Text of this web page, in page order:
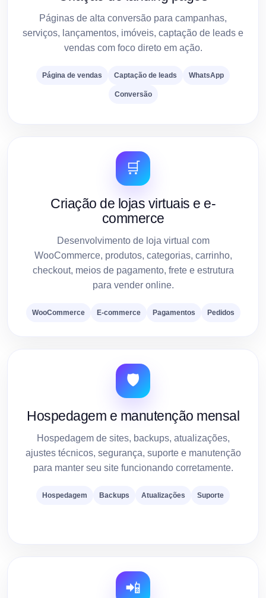
Páginas de alta conversão para campanhas,
serviços, lançamentos, imóveis, captação de leads e
vendas com foco direto em ação.
Página de vendas Captação de leads WhatsApp
Conversão
🛒
Criação de lojas virtuais e e-
commerce
Desenvolvimento de loja virtual com
WooCommerce, produtos, categorias, carrinho,
checkout, meios de pagamento, frete e estrutura
para vender online.
WooCommerce E-commerce Pagamentos Pedidos
🛡️
Hospedagem e manutenção mensal
Hospedagem de sites, backups, atualizações,
ajustes técnicos, segurança, suporte e manutenção
para manter seu site funcionando corretamente.
Hospedagem Backups Atualizações Suporte
📲